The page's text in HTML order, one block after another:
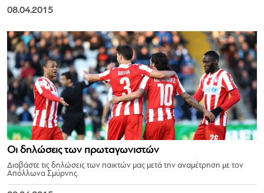
08.04.2015
Οι δηλώσεις των πρωταγωνιστών
Διαβάστε τις δηλώσεις των παικτών μας μετά την αναμέτρηση με τον
Απόλλωνα Σμύρνης.